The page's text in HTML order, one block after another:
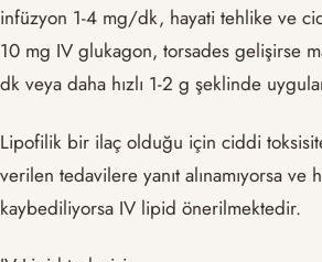
infüzyon 1-4 mg/dk, hayati tehlike ve
10 mg IV glukagon, torsades gelişirse
dk veya daha hızlı 1-2 g şeklinde
Lipofilik bir ilaç olduğu için ciddi
verilen tedavilere yanıt alınamıyorsa ve
kaybediliyorsa IV lipid önerilmektedir.